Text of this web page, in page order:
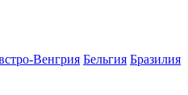
Венгрия Бельгия Бразилия